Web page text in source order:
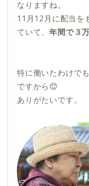
なりますね。
11月12月に配当を
ていて、年間で３
特に働いたわけで
ですから😊
ありがたいです。